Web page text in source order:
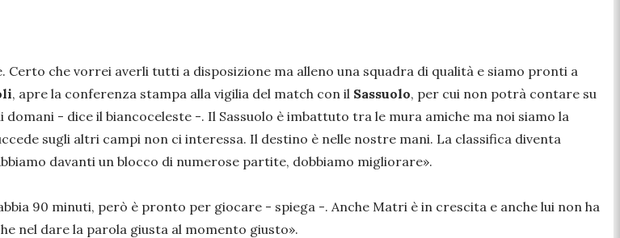
che vorrei averli tutti a disposizione ma alleno una squadra di qualità e siamo pronti a
, apre la conferenza stampa alla vigilia del match con il Sassuolo, per cui non potrà contare su
- dice il biancoceleste -. Il Sassuolo è imbattuto tra le mura amiche ma noi siamo la
sugli altri campi non ci interessa. Il destino è nelle nostre mani. La classifica diventa
davanti un blocco di numerose partite, dobbiamo migliorare».
90 minuti, però è pronto per giocare - spiega -. Anche Matri è in crescita e anche lui non ha
nel dare la parola giusta al momento giusto».